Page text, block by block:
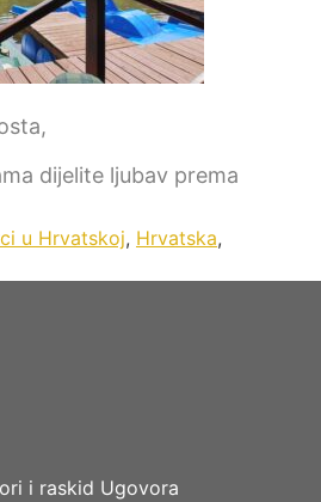
dijelite ljubav prema
u Hrvatskoj, Hrvatska,
i raskid Ugovora